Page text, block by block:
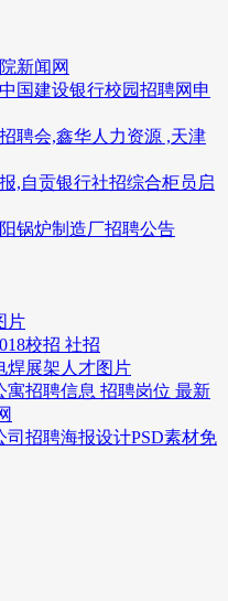
新闻网
国建设银行校园招聘网申
聘会,鑫华人力资源 ,天津
,自贡银行社招综合柜员启
锅炉制造厂招聘公告
片
校招 社招
焊展架人才图片
寓招聘信息 招聘岗位 最新
司招聘海报设计PSD素材免